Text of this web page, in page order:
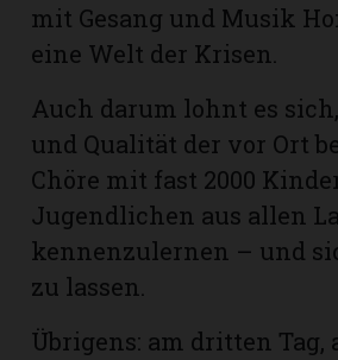
mit Gesang und Musik
eine Welt der Krisen.
Auch darum lohnt es
und Qualität der vor Ort
Chöre mit fast 2000
Jugendlichen aus allen
kennenzulernen – und
zu lassen.
Übrigens: am dritten Tag,